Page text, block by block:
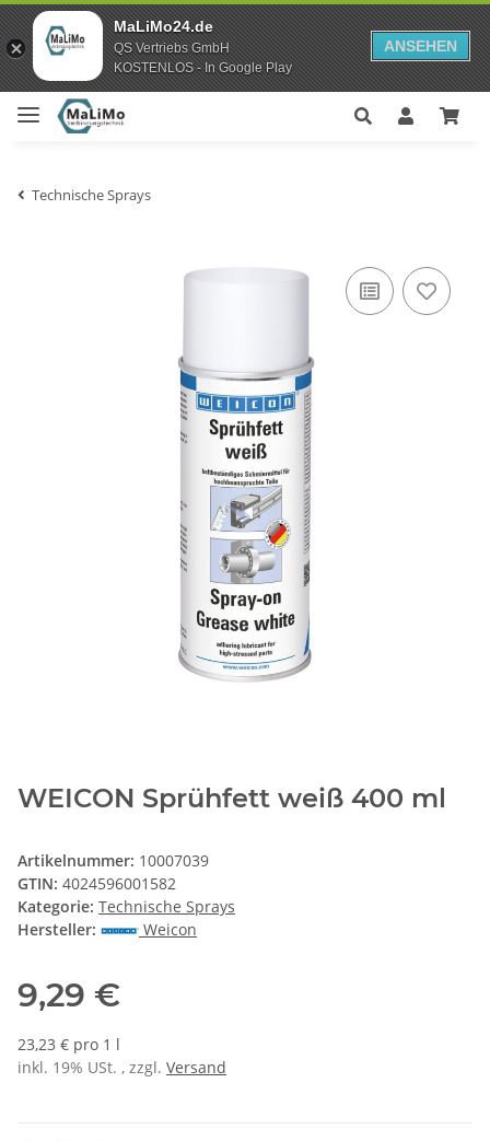
MaLiMo24.de
QS Vertriebs GmbH
KOSTENLOS - In Google Play
ANSEHEN
Technische Sprays
WEICON Sprühfett weiß 400 ml
Artikelnummer: 10007039
GTIN: 4024596001582
Kategorie: Technische Sprays
Hersteller:
Weicon
9,29 €
23,23 € pro 1 l
inkl. 19% USt. , zzgl. Versand